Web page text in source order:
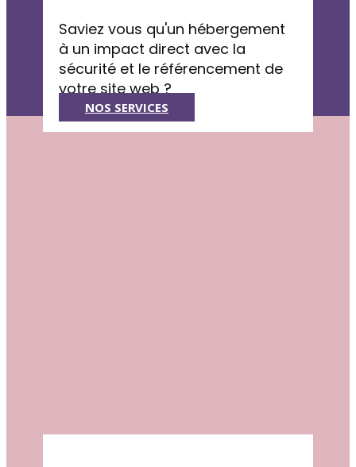
Saviez vous qu'un hébergement
à un impact direct avec la
sécurité et le référencement de
votre site web ?
NOS SERVICES